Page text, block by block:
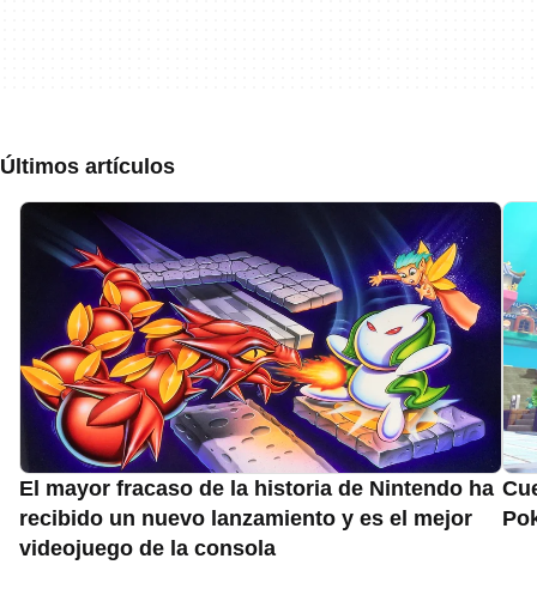
Últimos artículos
El mayor fracaso de la historia de Nintendo ha
recibido un nuevo lanzamiento y es el mejor
videojuego de la consola